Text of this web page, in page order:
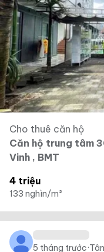
Cho thuê căn hộ
Căn hộ trung tâm
Vinh , BMT
4 triệu
133 nghìn/m²
5 tháng trước·